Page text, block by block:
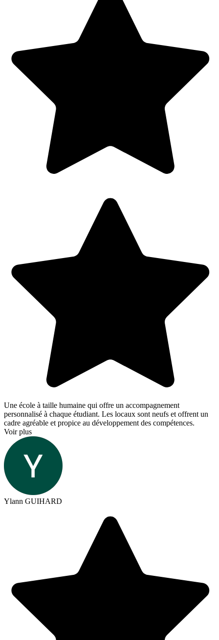
Une école à taille humaine qui offre un accompagnement
personnalisé à chaque étudiant. Les locaux sont neufs et offrent un
cadre agréable et propice au développement des compétences.
Voir plus
Ylann GUIHARD